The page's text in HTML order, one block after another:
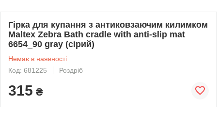
Гірка для купання з антиковзаючим килимком
Maltex Zebra Bath cradle with anti-slip mat
6654_90 gray (сірий)
Немає в наявності
Код: 681225
Роздріб
315 ₴